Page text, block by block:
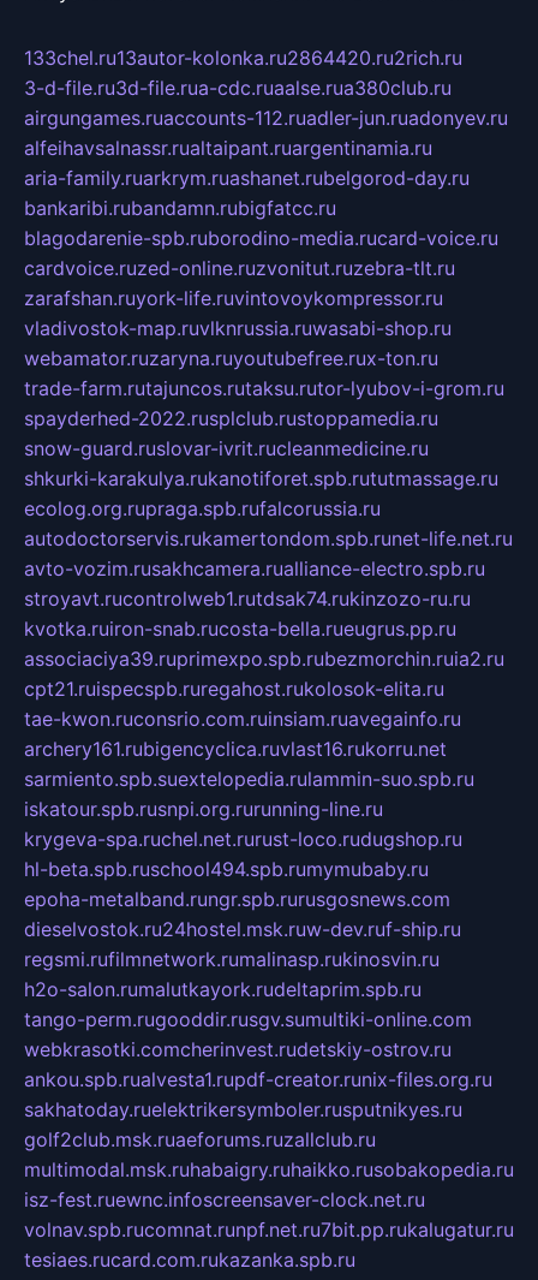
133chel.ru13autor-kolonka.ru2864420.ru2rich.ru
3-d-file.ru3d-file.rua-cdc.ruaalse.rua380club.ru
airgungames.ruaccounts-112.ruadler-jun.ruadonyev.ru
alfeihavsalnassr.rualtaipant.ruargentinamia.ru
aria-family.ruarkrym.ruashanet.rubelgorod-day.ru
bankaribi.rubandamn.rubigfatcc.ru
blagodarenie-spb.ruborodino-media.rucard-voice.ru
cardvoice.ruzed-online.ruzvonitut.ruzebra-tlt.ru
zarafshan.ruyork-life.ruvintovoykompressor.ru
vladivostok-map.ruvlknrussia.ruwasabi-shop.ru
webamator.ruzaryna.ruyoutubefree.rux-ton.ru
trade-farm.rutajuncos.rutaksu.rutor-lyubov-i-grom.ru
spayderhed-2022.rusplclub.rustoppamedia.ru
snow-guard.ruslovar-ivrit.rucleanmedicine.ru
shkurki-karakulya.rukanotiforet.spb.rututmassage.ru
ecolog.org.rupraga.spb.rufalcorussia.ru
autodoctorservis.rukamertondom.spb.runet-life.net.ru
avto-vozim.rusakhcamera.rualliance-electro.spb.ru
stroyavt.rucontrolweb1.rutdsak74.rukinzozo-ru.ru
kvotka.ruiron-snab.rucosta-bella.rueugrus.pp.ru
associaciya39.ruprimexpo.spb.rubezmorchin.ruia2.ru
cpt21.ruispecspb.ruregahost.rukolosok-elita.ru
tae-kwon.ruconsrio.com.ruinsiam.ruavegainfo.ru
archery161.rubigencyclica.ruvlast16.rukorru.net
sarmiento.spb.suextelopedia.rulammin-suo.spb.ru
iskatour.spb.rusnpi.org.rurunning-line.ru
krygeva-spa.ruchel.net.rurust-loco.rudugshop.ru
hl-beta.spb.ruschool494.spb.rumymubaby.ru
epoha-metalband.rungr.spb.rurusgosnews.com
dieselvostok.ru24hostel.msk.ruw-dev.ruf-ship.ru
regsmi.rufilmnetwork.rumalinasp.rukinosvin.ru
h2o-salon.rumalutkayork.rudeltaprim.spb.ru
tango-perm.rugooddir.rusgv.sumultiki-online.com
webkrasotki.comcherinvest.rudetskiy-ostrov.ru
ankou.spb.rualvesta1.rupdf-creator.runix-files.org.ru
sakhatoday.ruelektrikersymboler.rusputnikyes.ru
golf2club.msk.ruaeforums.ruzallclub.ru
multimodal.msk.ruhabaigry.ruhaikko.rusobakopedia.ru
isz-fest.ruewnc.infoscreensaver-clock.net.ru
volnav.spb.rucomnat.runpf.net.ru7bit.pp.rukalugatur.ru
tesiaes.rucard.com.rukazanka.spb.ru